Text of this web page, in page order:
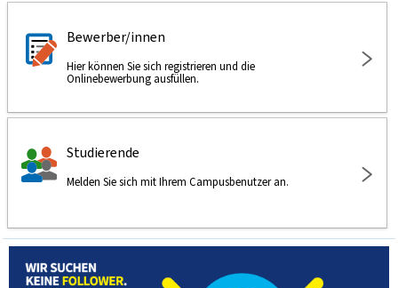
Bewerber/innen
Hier können Sie sich registrieren und die
Onlinebewerbung ausfüllen.
Studierende
Melden Sie sich mit Ihrem Campusbenutzer an.